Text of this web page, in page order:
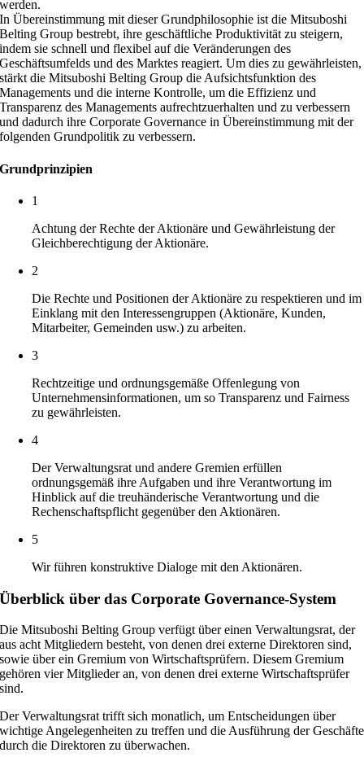
werden.
In Übereinstimmung mit dieser Grundphilosophie ist die Mitsuboshi
Belting Group bestrebt, ihre geschäftliche Produktivität zu steigern,
indem sie schnell und flexibel auf die Veränderungen des
Geschäftsumfelds und des Marktes reagiert. Um dies zu gewährleisten,
stärkt die Mitsuboshi Belting Group die Aufsichtsfunktion des
Managements und die interne Kontrolle, um die Effizienz und
Transparenz des Managements aufrechtzuerhalten und zu verbessern
und dadurch ihre Corporate Governance in Übereinstimmung mit der
folgenden Grundpolitik zu verbessern.
Grundprinzipien
1
Achtung der Rechte der Aktionäre und Gewährleistung der
Gleichberechtigung der Aktionäre.
2
Die Rechte und Positionen der Aktionäre zu respektieren und im
Einklang mit den Interessengruppen (Aktionäre, Kunden,
Mitarbeiter, Gemeinden usw.) zu arbeiten.
3
Rechtzeitige und ordnungsgemäße Offenlegung von
Unternehmensinformationen, um so Transparenz und Fairness
zu gewährleisten.
4
Der Verwaltungsrat und andere Gremien erfüllen
ordnungsgemäß ihre Aufgaben und ihre Verantwortung im
Hinblick auf die treuhänderische Verantwortung und die
Rechenschaftspflicht gegenüber den Aktionären.
5
Wir führen konstruktive Dialoge mit den Aktionären.
Überblick über das Corporate Governance-System
Die Mitsuboshi Belting Group verfügt über einen Verwaltungsrat, der
aus acht Mitgliedern besteht, von denen drei externe Direktoren sind,
sowie über ein Gremium von Wirtschaftsprüfern. Diesem Gremium
gehören vier Mitglieder an, von denen drei externe Wirtschaftsprüfer
sind.
Der Verwaltungsrat trifft sich monatlich, um Entscheidungen über
wichtige Angelegenheiten zu treffen und die Ausführung der Geschäfte
durch die Direktoren zu überwachen.